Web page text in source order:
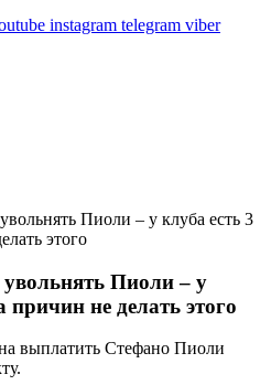
instagram telegram viber
Пиоли – у клуба есть 3
этого
Пиоли – у
не делать этого
выплатить Стефано Пиоли